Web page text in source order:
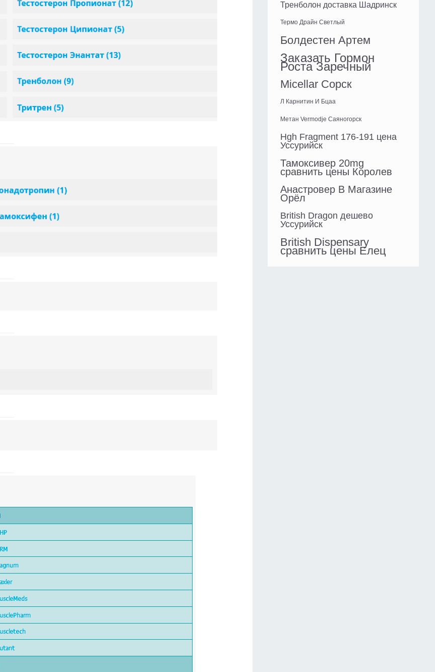
Тренболон доставка Шадринск
Термо Драйн Светлый
Болдестен Артем
Заказать Гормон
Роста Заречный
Micellar Сорск
Л Карнитин И Бцаа
Метан Vermodje Саяногорск
Hgh Fragment 176-191 цена
Уссурийск
Тамоксивер 20mg
сравнить цены Королев
Анастровер В Магазине
Орёл
British Dragon дешево
Уссурийск
British Dispensary
сравнить цены Елец